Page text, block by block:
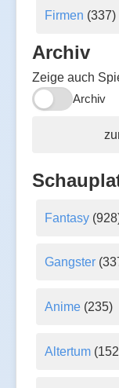
Firmen (337)
Archiv
Zeige auch
Archiv
Fantasy
Gangster
Anime(235)
Altertum